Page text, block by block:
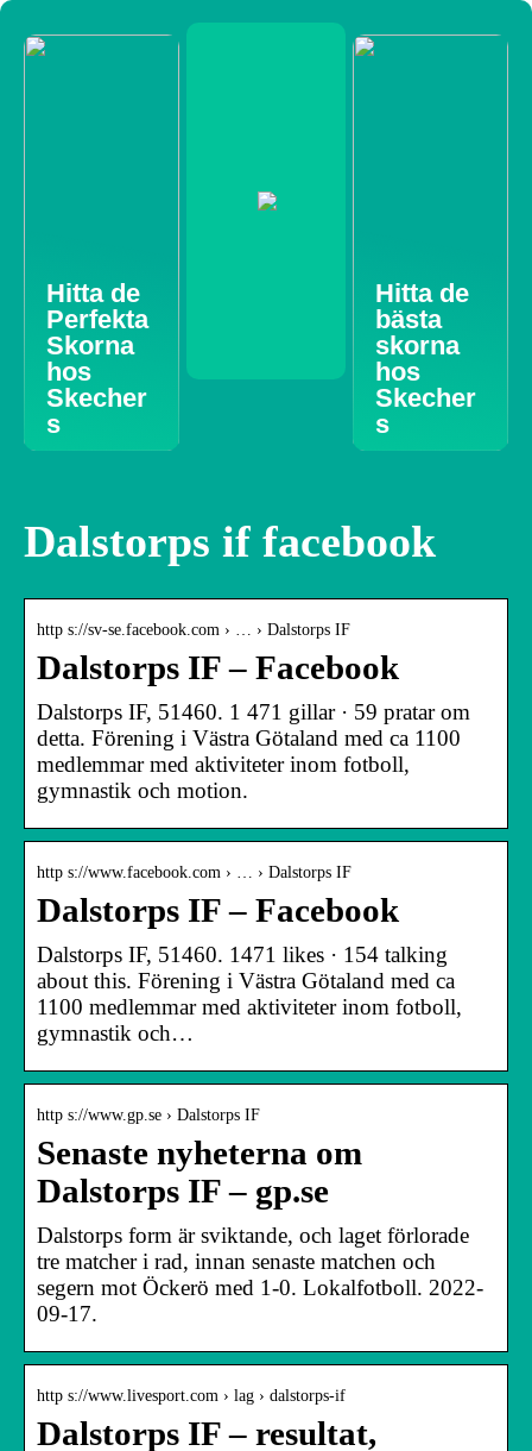
Hitta de
Perfekta
Skorna
hos
Skecher
s
Hitta de
bästa
skorna
hos
Skecher
s
Dalstorps if facebook
http s://sv-se.facebook.com › … › Dalstorps IF
Dalstorps IF – Facebook
Dalstorps IF, 51460. 1 471 gillar · 59 pratar om
detta. Förening i Västra Götaland med ca 1100
medlemmar med aktiviteter inom fotboll,
gymnastik och motion.
http s://www.facebook.com › … › Dalstorps IF
Dalstorps IF – Facebook
Dalstorps IF, 51460. 1471 likes · 154 talking
about this. Förening i Västra Götaland med ca
1100 medlemmar med aktiviteter inom fotboll,
gymnastik och…
http s://www.gp.se › Dalstorps IF
Senaste nyheterna om
Dalstorps IF – gp.se
Dalstorps form är sviktande, och laget förlorade
tre matcher i rad, innan senaste matchen och
segern mot Öckerö med 1-0. Lokalfotboll. 2022-
09-17.
http s://www.livesport.com › lag › dalstorps-if
Dalstorps IF – resultat,